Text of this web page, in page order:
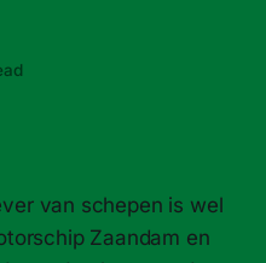
van schepen is wel
Zaandam en